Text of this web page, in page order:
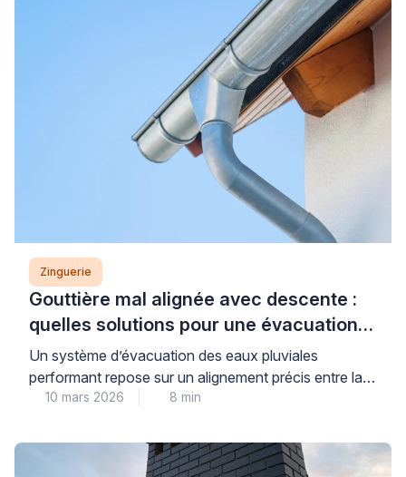
Zinguerie
Gouttière mal alignée avec descente :
quelles solutions pour une évacuation
efficace ?
Un système d’évacuation des eaux pluviales
performant repose sur un alignement précis entre la
gouttière et la descente. Lorsque ce positionnement
augmentent considérablement. Les problèmes
d’étanchéité compromettent alors la protection de
10 mars 2026 8 min